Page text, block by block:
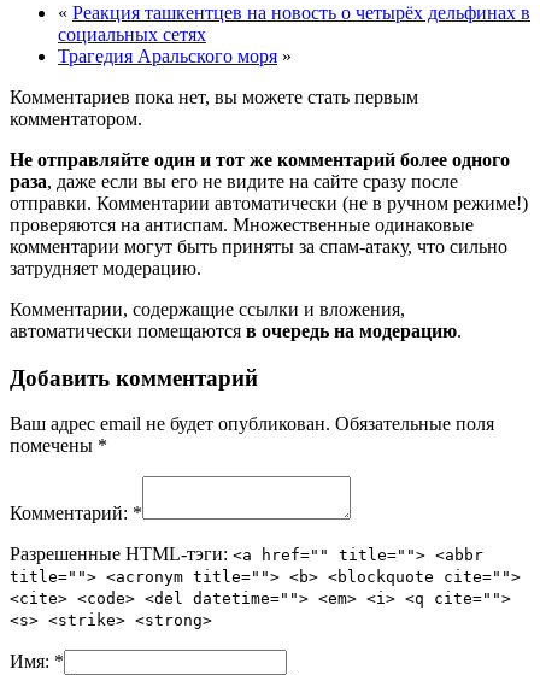
« Реакция ташкентцев на новость о четырёх дельфинах в
социальных сетях
Трагедия Аральского моря »
Комментариев пока нет, вы можете стать первым
комментатором.
Не отправляйте один и тот же комментарий более одного
раза, даже если вы его не видите на сайте сразу после
отправки. Комментарии автоматически (не в ручном режиме!)
проверяются на антиспам. Множественные одинаковые
комментарии могут быть приняты за спам-атаку, что сильно
затрудняет модерацию.
Комментарии, содержащие ссылки и вложения,
автоматически помещаются в очередь на модерацию.
Добавить комментарий
Ваш адрес email не будет опубликован. Обязательные поля
помечены *
Комментарий: *
Разрешенные HTML-тэги: <a href="" title=""> <abbr
title=""> <acronym title=""> <b> <blockquote cite="">
<cite> <code> <del datetime=""> <em> <i> <q cite="">
<s> <strike> <strong>
Имя: *